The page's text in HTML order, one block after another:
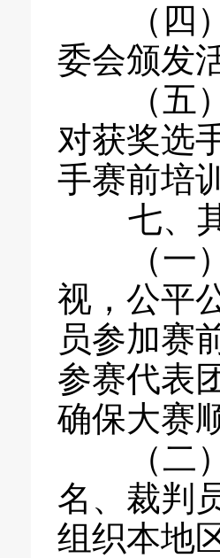
（四）
委会颁发
（五）
对获奖选
手赛前培
七、其
（一）
视，公平
员参加赛
参赛代表
确保大赛
（二）
名、裁判
组织本地